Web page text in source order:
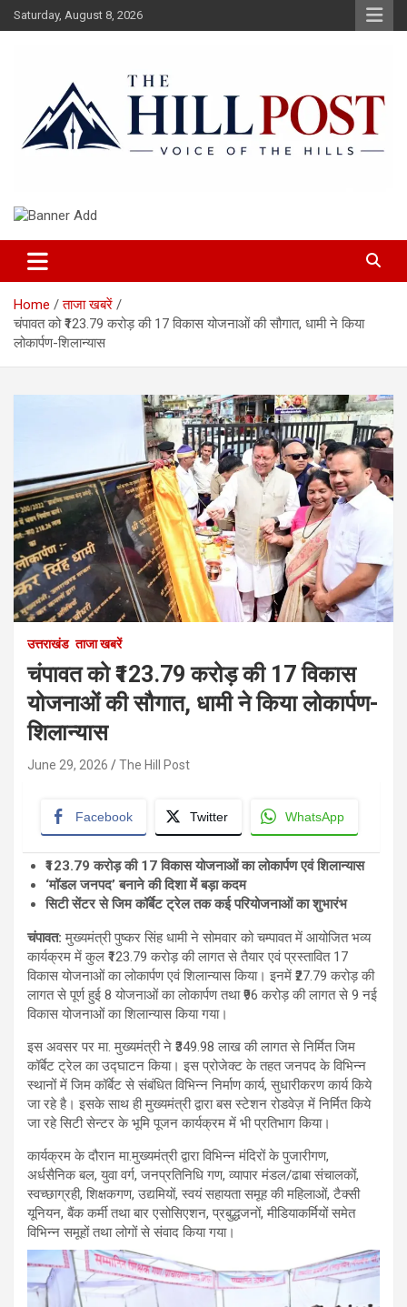
Skip
to
Saturday, August 8, 2026
The Hillpost
Home
ताजा खबरें
चंपावत को ₹123.79 करोड़ की 17 विकास योजनाओं की सौगात, धामी ने किया
लोकार्पण-शिलान्यास
उत्तराखंड ताजा खबरें
चंपावत को ₹123.79 करोड़ की 17 विकास
योजनाओं की सौगात, धामी ने किया लोकार्पण-
शिलान्यास
June 29, 2026 The Hill Post
Facebook Twitter WhatsApp
₹123.79 करोड़ की 17 विकास योजनाओं का लोकार्पण एवं शिलान्यास
‘मॉडल जनपद’ बनाने की दिशा में बड़ा कदम
सिटी सेंटर से जिम कॉर्बेट ट्रेल तक कई परियोजनाओं का शुभारंभ
चंपावत:मुख्यमंत्री पुष्कर सिंह धामी ने सोमवार को चम्पावत में आयोजित भव्य
कार्यक्रम में कुल ₹123.79 करोड़ की लागत से तैयार एवं प्रस्तावित 17
विकास योजनाओं का लोकार्पण एवं शिलान्यास किया। इनमें ₹27.79 करोड़ की
लागत से पूर्ण हुई 8 योजनाओं का लोकार्पण तथा ₹96 करोड़ की लागत से 9 नई
विकास योजनाओं का शिलान्यास किया गया।
इस अवसर पर मा. मुख्यमंत्री ने ₹349.98 लाख की लागत से निर्मित जिम
कॉर्बेट ट्रेल का उद्घाटन किया। इस प्रोजेक्ट के तहत जनपद के विभिन्न
स्थानों में जिम कॉर्बेट से संबंधित विभिन्न निर्माण कार्य, सुधारीकरण कार्य किये
जा रहे है। इसके साथ ही मुख्यमंत्री द्वारा बस स्टेशन रोडवेज़ में निर्मित किये
जा रहे सिटी सेन्टर के भूमि पूजन कार्यक्रम में भी प्रतिभाग किया।
कार्यक्रम के दौरान मा.मुख्यमंत्री द्वारा विभिन्न मंदिरों के पुजारीगण,
अर्धसैनिक बल, युवा वर्ग, जनप्रतिनिधि गण, व्यापार मंडल/ढाबा संचालकों,
स्वच्छाग्रही, शिक्षकगण, उद्यमियों, स्वयं सहायता समूह की महिलाओं, टैक्सी
यूनियन, बैंक कर्मी तथा बार एसोसिएशन, प्रबुद्धजनों, मीडियाकर्मियों समेत
विभिन्न समूहों तथा लोगों से संवाद किया गया।